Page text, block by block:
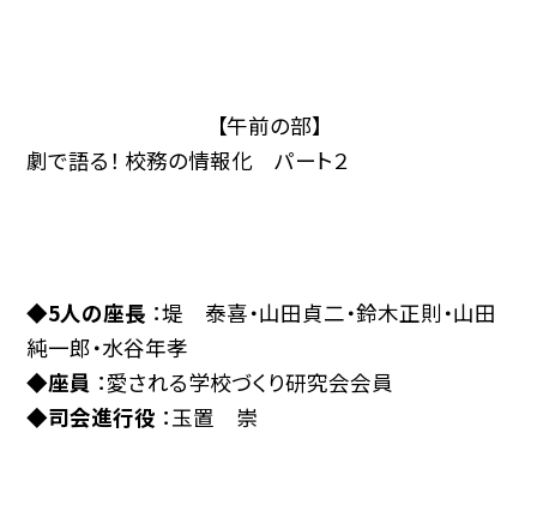
【午前の部】
劇で語る！ 校務の情報化 パート２
◆5人の座長 ：堤 泰喜・山田貞二・鈴木正則・山田
純一郎・水谷年孝
◆座員 ：愛される学校づくり研究会会員
◆司会進行役 ：玉置 崇